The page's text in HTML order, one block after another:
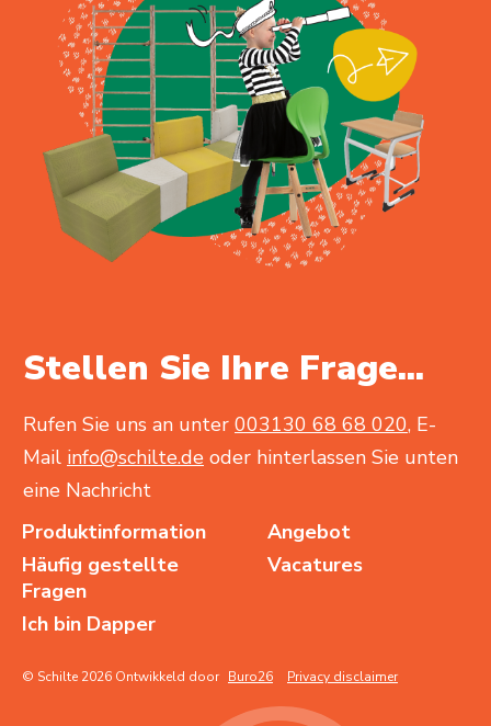
Stellen Sie Ihre Frage...
Rufen Sie uns an unter 003130 68 68 020, E-
Mail info@schilte.de oder hinterlassen Sie unten
eine Nachricht
Produktinformation
Angebot
Häufig gestellte
Fragen
Vacatures
Ich bin Dapper
© Schilte 2026 Ontwikkeld door Buro26 Privacy disclaimer